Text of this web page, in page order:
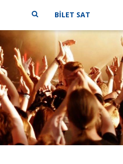
BİLET SAT